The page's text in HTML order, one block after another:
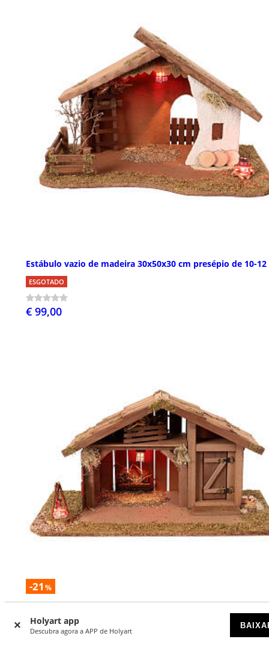
Holyart app
Descubra agora a APP de Holyart
Estábulo vazio de madeira 30x50x30 cm presépio de 10-12
ESGOTADO
€ 99,00
-21 %
ESGOTADO